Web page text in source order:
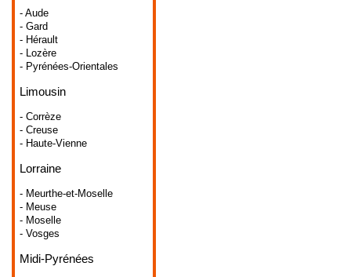
- Aude
- Gard
- Hérault
- Lozère
- Pyrénées-Orientales
Limousin
- Corrèze
- Creuse
- Haute-Vienne
Lorraine
- Meurthe-et-Moselle
- Meuse
- Moselle
- Vosges
Midi-Pyrénées